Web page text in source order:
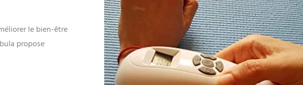
le bien-être
propose